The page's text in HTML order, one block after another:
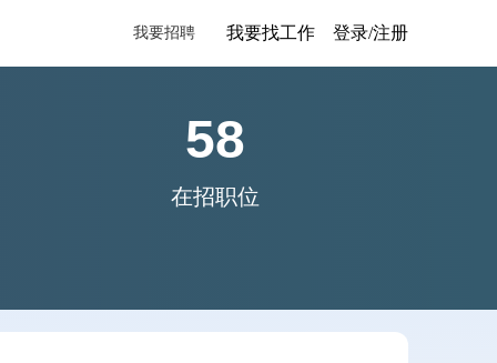
我要招聘 我要找工作 登录/注册
58
在招职位